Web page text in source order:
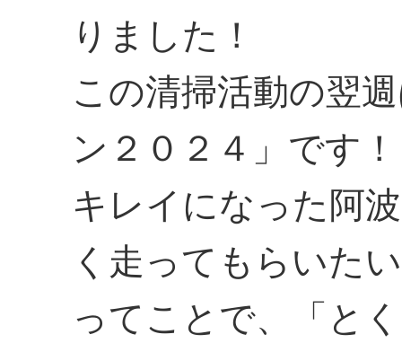
りました！
この清掃活動の翌
ン２０２４」です！
キレイになった阿
く走ってもらいた
ってことで、「と